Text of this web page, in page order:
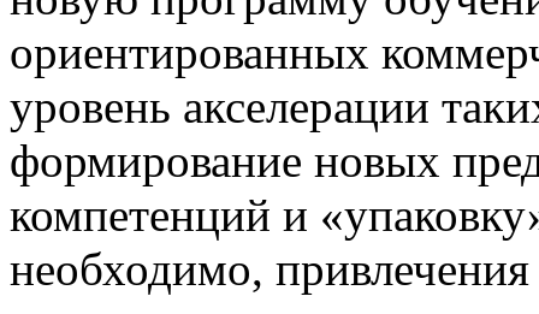
ориентированных
уровень акселерации
формирование новых
компетенций и
необходимо,